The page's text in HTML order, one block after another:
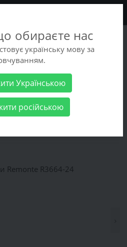
+38 (068) 486-90-09
+38 (093) 486-90-09
обувь Босоножки
обираєте нас
українську мову за
Українською
російською